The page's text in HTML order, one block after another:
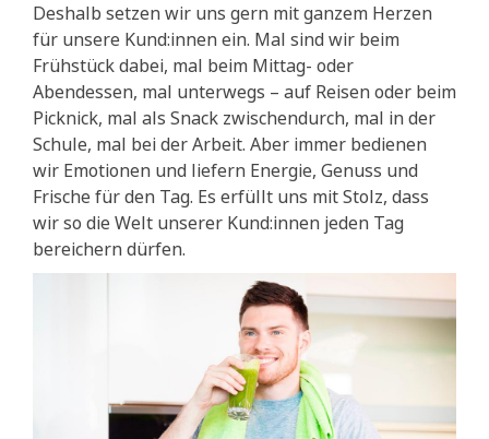
Deshalb setzen wir uns gern mit ganzem Herzen
für unsere Kund:innen ein. Mal sind wir beim
Frühstück dabei, mal beim Mittag- oder
Abendessen, mal unterwegs – auf Reisen oder beim
Picknick, mal als Snack zwischendurch, mal in der
Schule, mal bei der Arbeit. Aber immer bedienen
wir Emotionen und liefern Energie, Genuss und
Frische für den Tag. Es erfüllt uns mit Stolz, dass
wir so die Welt unserer Kund:innen jeden Tag
bereichern dürfen.